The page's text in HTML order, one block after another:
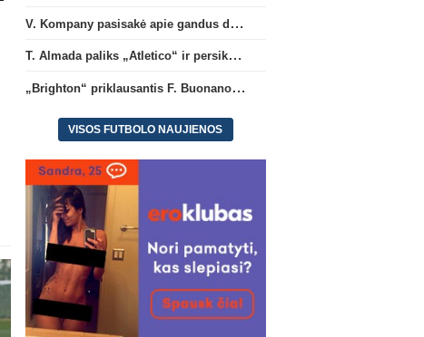
T. Almada paliks „Atletico“ ir
persikels į legendinę
Argentinos ekipą
V. Kompany pasisakė apie gandus dėl M. Olise ateities „Bayern“ gretose
T. Almada paliks „Atletico“ ir persikels į legendinę Argentinos ekipą
„Brighton“ priklausantis F. Buonanotte karjerą pratęs Ispanijoje
VISOS FUTBOLO NAUJIENOS